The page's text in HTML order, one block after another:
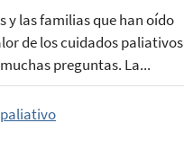
y las familias que han oído
de los cuidados paliativos
preguntas. La...